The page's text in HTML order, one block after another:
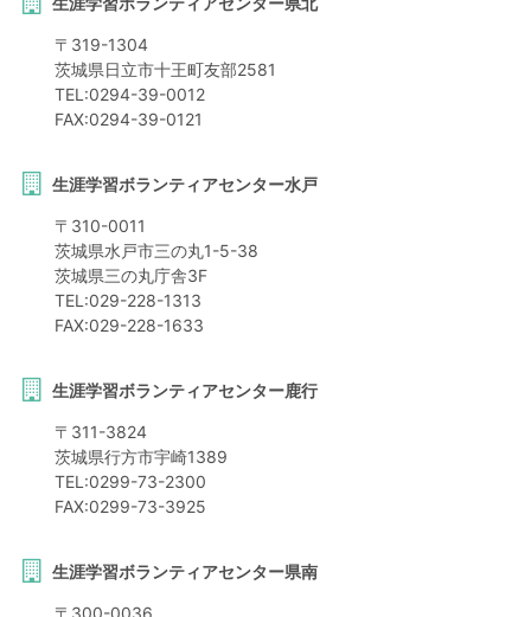
〒 319-1304
茨城県日立市十王町友部2581
TEL:0294-39-0012
FAX:0294-39-0121
生涯学習ボランティアセンター水戸
〒 310-0011
茨城県水戸市三の丸1-5-38
茨城県三の丸庁舎3F
TEL:029-228-1313
FAX:029-228-1633
生涯学習ボランティアセンター鹿行
〒 311-3824
茨城県行方市宇崎1389
TEL:0299-73-2300
FAX:0299-73-3925
生涯学習ボランティアセンター県南